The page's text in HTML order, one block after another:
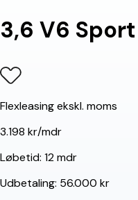
3,6 V6
Flexleasing ekskl. moms
3.198 kr/mdr
Løbetid: 12 mdr
Udbetaling: 56.000 kr